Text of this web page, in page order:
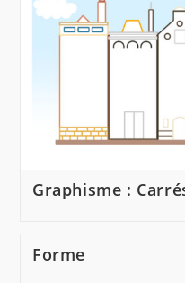
Graphisme :
Forme